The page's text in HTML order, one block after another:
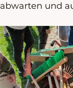
abwarten und